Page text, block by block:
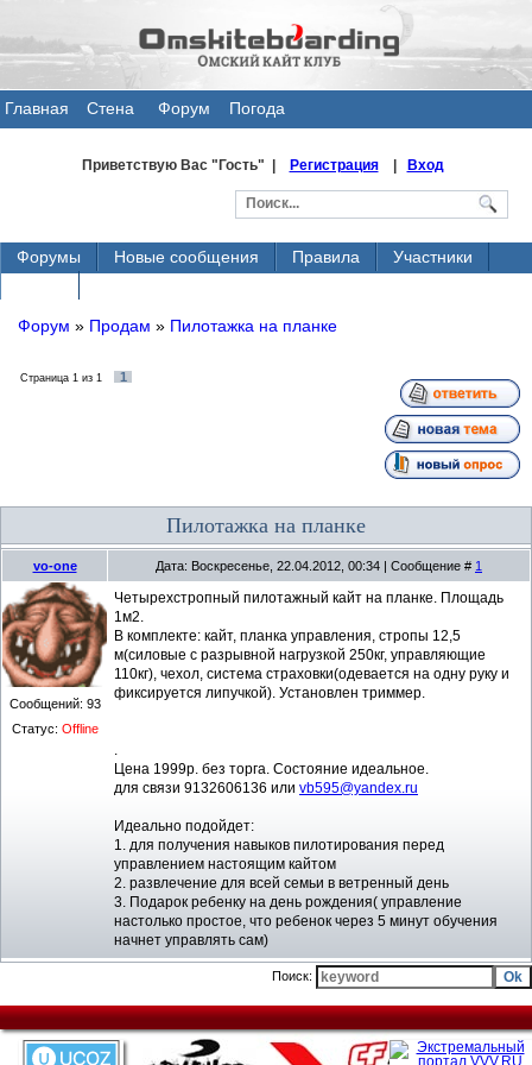
Главная
Стена
Форум Погода
Приветствую Вас"Гость" | Регистрация| Вход
Форумы Новые сообщения Правила
Участники
Форум » Продам » Пилотажка на планке
Страница 1 из 1 1
Пилотажка на планке
vo-one Дата: Воскресенье, 22.04.2012, 00:34 | Сообщение # 1
Сообщений: 93
Статус: Offline
Четырехстропный пилотажный кайт на планке. Площадь
1м2.
В комплекте: кайт, планка управления, стропы 12,5
м(силовые с разрывной нагрузкой 250кг, управляющие
110кг), чехол, система страховки(одевается на одну руку и
фиксируется липучкой). Установлен триммер.
Цена 1999р. без торга. Состояние идеальное.
для связи 9132606136 или vb595@yandex.ru
Идеально подойдет:
1. для получения навыков пилотирования перед
управлением настоящим кайтом
2. развлечение для всей семьи в ветренный день
3. Подарок ребенку на день рождения( управление
настолько простое, что ребенок через 5 минут обучения
начнет управлять сам)
Поиск: